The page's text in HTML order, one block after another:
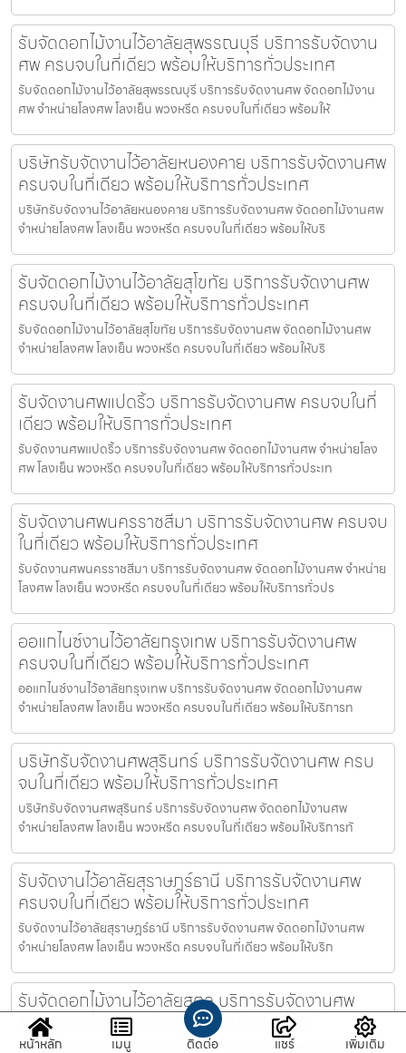
รับจัดดอกไม้งานไว้อาลัยสุพรรณบุรี บริการรับจัดงาน
ศพ ครบจบในที่เดียว พร้อมให้บริการทั่วประเทศ
รับจัดดอกไม้งานไว้อาลัยสุพรรณบุรี บริการรับจัดงานศพ จัดดอกไม้งาน
ศพ จำหน่ายโลงศพ โลงเย็น พวงหรีด ครบจบในที่เดียว พร้อมให้
บริษัทรับจัดงานไว้อาลัยหนองคาย บริการรับจัดงานศพ
ครบจบในที่เดียว พร้อมให้บริการทั่วประเทศ
บริษัทรับจัดงานไว้อาลัยหนองคาย บริการรับจัดงานศพ จัดดอกไม้งานศพ
จำหน่ายโลงศพ โลงเย็น พวงหรีด ครบจบในที่เดียว พร้อมให้บริ
รับจัดดอกไม้งานไว้อาลัยสุโขทัย บริการรับจัดงานศพ
ครบจบในที่เดียว พร้อมให้บริการทั่วประเทศ
รับจัดดอกไม้งานไว้อาลัยสุโขทัย บริการรับจัดงานศพ จัดดอกไม้งานศพ
จำหน่ายโลงศพ โลงเย็น พวงหรีด ครบจบในที่เดียว พร้อมให้บริ
รับจัดงานศพแปดริ้ว บริการรับจัดงานศพ ครบจบในที่
เดียว พร้อมให้บริการทั่วประเทศ
รับจัดงานศพแปดริ้ว บริการรับจัดงานศพ จัดดอกไม้งานศพ จำหน่ายโลง
ศพ โลงเย็น พวงหรีด ครบจบในที่เดียว พร้อมให้บริการทั่วประเท
รับจัดงานศพนครราชสีมา บริการรับจัดงานศพ ครบจบ
ในที่เดียว พร้อมให้บริการทั่วประเทศ
รับจัดงานศพนครราชสีมา บริการรับจัดงานศพ จัดดอกไม้งานศพ จำหน่าย
โลงศพ โลงเย็น พวงหรีด ครบจบในที่เดียว พร้อมให้บริการทั่วปร
ออแกไนซ์งานไว้อาลัยกรุงเทพ บริการรับจัดงานศพ
ครบจบในที่เดียว พร้อมให้บริการทั่วประเทศ
ออแกไนซ์งานไว้อาลัยกรุงเทพ บริการรับจัดงานศพ จัดดอกไม้งานศพ
จำหน่ายโลงศพ โลงเย็น พวงหรีด ครบจบในที่เดียว พร้อมให้บริการท
บริษัทรับจัดงานศพสุรินทร์ บริการรับจัดงานศพ ครบ
จบในที่เดียว พร้อมให้บริการทั่วประเทศ
บริษัทรับจัดงานศพสุรินทร์ บริการรับจัดงานศพ จัดดอกไม้งานศพ
จำหน่ายโลงศพ โลงเย็น พวงหรีด ครบจบในที่เดียว พร้อมให้บริการทั
รับจัดงานไว้อาลัยสุราษฎร์ธานี บริการรับจัดงานศพ
ครบจบในที่เดียว พร้อมให้บริการทั่วประเทศ
รับจัดงานไว้อาลัยสุราษฎร์ธานี บริการรับจัดงานศพ จัดดอกไม้งานศพ
จำหน่ายโลงศพ โลงเย็น พวงหรีด ครบจบในที่เดียว พร้อมให้บริก
รับจัดดอกไม้งานไว้อาลัยสตูล บริการรับจัดงานศพ
ครบจบในที่เดียว พร้อมให้บริการทั่วประเทศ
รับจัดดอกไม้งานไว้อาลัยสตูล บริการรับจัดงานศพ จัดดอกไม้งานศพ
หน้าหลัก เมนู ติดต่อ แชร์ เพิ่มเติม